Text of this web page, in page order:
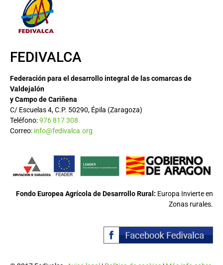
FEDIVALCA
Federación para el desarrollo integral de las comarcas de
Valdejalón
y Campo de Cariñena
C/ Escuelas 4, C.P. 50290, Épila (Zaragoza)
Teléfono:976 817 308
Correo: info@fedivalca.org
Fondo Europea Agrícola de Desarrollo Rural: Europa Invierte en
Zonas rurales.